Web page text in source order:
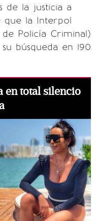
de la justicia a
que la Interpol
Policía Criminal)
búsqueda en 190
en total silencio